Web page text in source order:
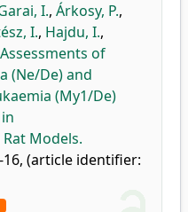
I., Árkosy, P.,
I., Hajdu, I.,
of
(Ne/De) and
(My1/De)
Models.
16, (article identifier: